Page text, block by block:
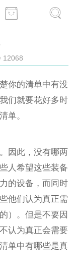
12068
你的清单中有没
们就要花好多时
单。
因此，没有哪两
人希望这些装备
的设备，而同时
他们认为真正需
）。但是不要因
认为真正会需要
单中有哪些是真